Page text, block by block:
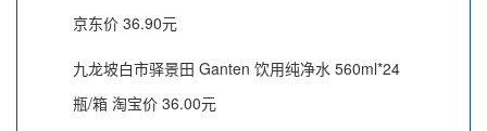
京东价 36.90元
九龙坡白市驿景田 Ganten 饮用纯净水 560ml*24
瓶/箱 淘宝价 36.00元